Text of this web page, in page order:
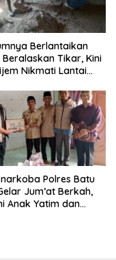
Berlantaikan
Beralaskan Tikar, Kini
Nikmati Lantai
TMMD Ke-129 Kodim
Polres Batu
Jum’at Berkah,
Anak Yatim dan